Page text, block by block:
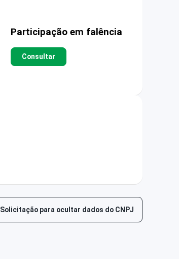
Participação em falência
Consultar
Solicitação para ocultar dados do CNPJ